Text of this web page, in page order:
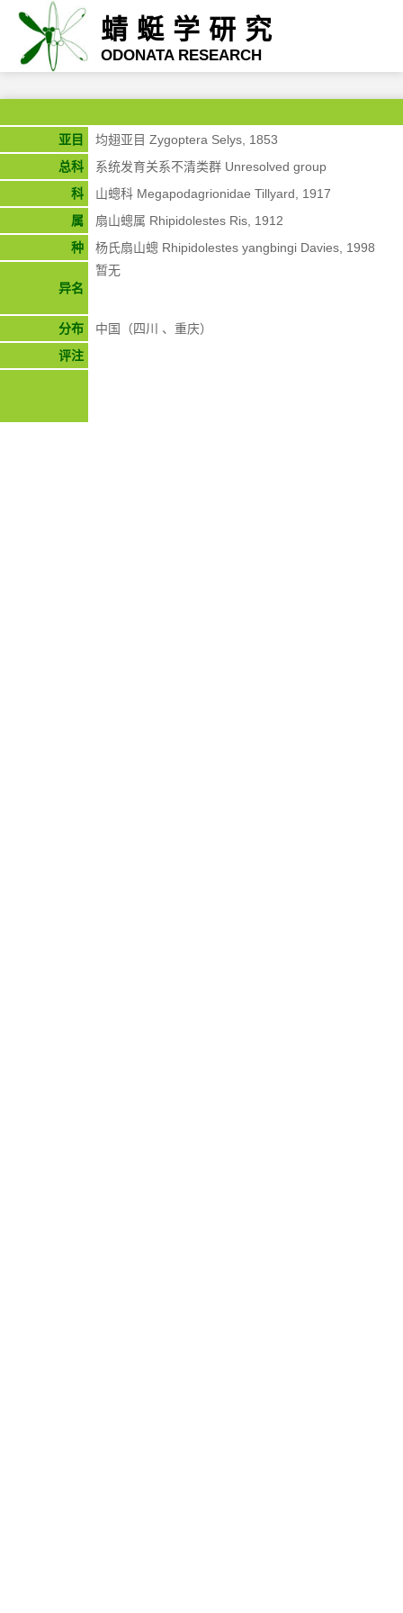
蜻蜓学研究
ODONATA RESEARCH
亚目
均翅亚目 Zygoptera Selys, 1853
总科
系统发育关系不清类群 Unresolved group
科
山蟌科 Megapodagrionidae Tillyard, 1917
属
扇山蟌属 Rhipidolestes Ris, 1912
种
杨氏扇山蟌 Rhipidolestes yangbingi Davies, 1998
异名
暂无
分布
中国（四川 、重庆）
评注